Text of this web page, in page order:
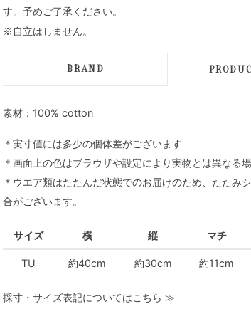
す。予めご了承ください。
※自立はしません。
BRAND
素材：100% cotton
＊実寸値には多少の個体差がございます
＊画面上の色はブラウザや設定により実物とは異なる場
＊ウエア類はたたんだ状態でのお届けのため、たたみ
合がございます。
サイズ 横 縦 マチ
TU 約40cm 約30cm 約11cm
採寸・サイズ表記についてはこちら ≫